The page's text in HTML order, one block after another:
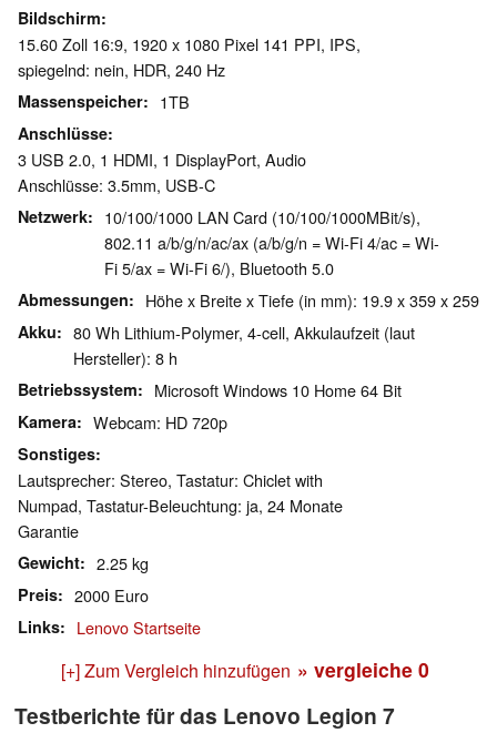
Bildschirm
15.60 Zoll 16:9, 1920 x 1080 Pixel 141 PPI, IPS,
spiegelnd: nein, HDR, 240 Hz
Massenspeicher 1TB
Anschlüsse
3 USB 2.0, 1 HDMI, 1 DisplayPort, Audio
Anschlüsse: 3.5mm, USB-C
Netzwerk
10/100/1000 LAN Card (10/100/1000MBit/s),
802.11 a/b/g/n/ac/ax (a/b/g/n = Wi-Fi 4/ac = Wi-
Fi 5/ax = Wi-Fi 6/), Bluetooth 5.0
Abmessungen Höhe x Breite x Tiefe (in mm): 19.9 x 359 x 259
Akku
80 Wh Lithium-Polymer, 4-cell, Akkulaufzeit (laut
Hersteller): 8 h
Betriebssystem Microsoft Windows 10 Home 64 Bit
Kamera Webcam: HD 720p
Sonstiges
Lautsprecher: Stereo, Tastatur: Chiclet with
Numpad, Tastatur-Beleuchtung: ja, 24 Monate
Garantie
Gewicht 2.25 kg
Preis 2000 Euro
Links Lenovo Startseite
[+] Zum Vergleich hinzufügen » vergleiche 0
Testberichte für das Lenovo Legion 7